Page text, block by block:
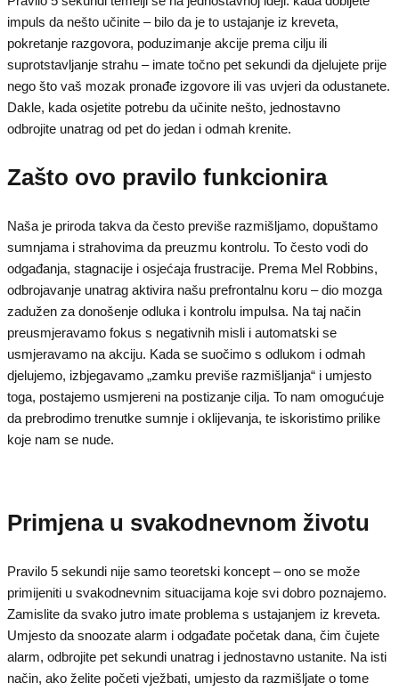
impuls da nešto učinite – bilo da je to ustajanje iz kreveta,
pokretanje razgovora, poduzimanje akcije prema cilju ili
suprotstavljanje strahu – imate točno pet sekundi da djelujete prije
nego što vaš mozak pronađe izgovore ili vas uvjeri da odustanete.
Dakle, kada osjetite potrebu da učinite nešto, jednostavno
odbrojite unatrag od pet do jedan i odmah krenite.
Zašto ovo pravilo funkcionira
Naša je priroda takva da često previše razmišljamo, dopuštamo
sumnjama i strahovima da preuzmu kontrolu. To često vodi do
odgađanja, stagnacije i osjećaja frustracije. Prema Mel Robbins,
odbrojavanje unatrag aktivira našu prefrontalnu koru – dio mozga
zadužen za donošenje odluka i kontrolu impulsa. Na taj način
preusmjeravamo fokus s negativnih misli i automatski se
usmjeravamo na akciju. Kada se suočimo s odlukom i odmah
djelujemo, izbjegavamo „zamku previše razmišljanja“ i umjesto
toga, postajemo usmjereni na postizanje cilja. To nam omogućuje
da prebrodimo trenutke sumnje i oklijevanja, te iskoristimo prilike
koje nam se nude.
Primjena u svakodnevnom životu
Pravilo 5 sekundi nije samo teoretski koncept – ono se može
primijeniti u svakodnevnim situacijama koje svi dobro poznajemo.
Zamislite da svako jutro imate problema s ustajanjem iz kreveta.
Umjesto da snoozate alarm i odgađate početak dana, čim čujete
alarm, odbrojite pet sekundi unatrag i jednostavno ustanite. Na isti
način, ako želite početi vježbati, umjesto da razmišljate o tome